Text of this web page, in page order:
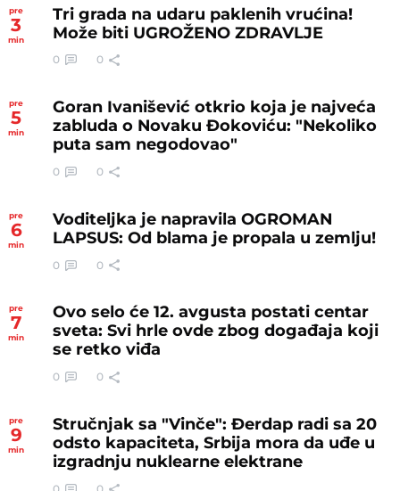
pre
3
min
Tri grada na udaru paklenih vrućina!
Može biti UGROŽENO ZDRAVLJE
0 0
pre
5
min
Goran Ivanišević otkrio koja je najveća
zabluda o Novaku Đokoviću: "Nekoliko
puta sam negodovao"
0 0
pre
6
min
Voditeljka je napravila OGROMAN
LAPSUS: Od blama je propala u zemlju!
0 0
pre
7
min
Ovo selo će 12. avgusta postati centar
sveta: Svi hrle ovde zbog događaja koji
se retko viđa
0 0
pre
9
min
Stručnjak sa "Vinče": Đerdap radi sa 20
odsto kapaciteta, Srbija mora da uđe u
izgradnju nuklearne elektrane